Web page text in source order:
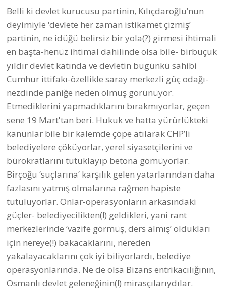
Belli ki devlet kurucusu partinin, Kılıçdaroğlu’nun
deyimiyle ‘devlete her zaman istikamet çizmiş’
partinin, ne idüğü belirsiz bir yola(?) girmesi ihtimali
en başta-henüz ihtimal dahilinde olsa bile- birbuçuk
yıldır devlet katında ve devletin bugünkü sahibi
Cumhur ittifakı-özellikle saray merkezli güç odağı-
nezdinde paniğe neden olmuş görünüyor.
Etmediklerini yapmadıklarını bırakmıyorlar, geçen
sene 19 Mart'tan beri. Hukuk ve hatta yürürlükteki
kanunlar bile bir kalemde çöpe atılarak CHP’li
belediyelere çöküyorlar, yerel siyasetçilerini ve
bürokratlarını tutuklayıp betona gömüyorlar.
Birçoğu ‘suçlarına’ karşılık gelen yatarlarından daha
fazlasını yatmış olmalarına rağmen hapiste
tutuluyorlar. Onlar-operasyonların arkasındaki
güçler- belediyecilikten(!) geldikleri, yani rant
merkezlerinde ‘vazife görmüş, ders almış’ oldukları
için nereye(!) bakacaklarını, nereden
yakalayacaklarını çok iyi biliyorlardı, belediye
operasyonlarında. Ne de olsa Bizans entrikacılığının,
Osmanlı devlet geleneğinin(!) mirasçılarıydılar.